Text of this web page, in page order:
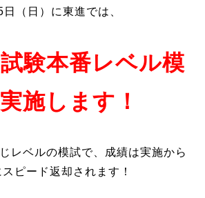
（日）に東進では、
験本番レベル模
施します！
レベルの模試で、成績は実施から
ピード返却されます！